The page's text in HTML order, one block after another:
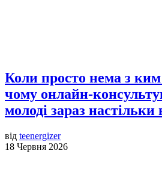
Коли просто нема з
чому онлайн-
молоді зараз
від teenergizer
18 Червня 2026